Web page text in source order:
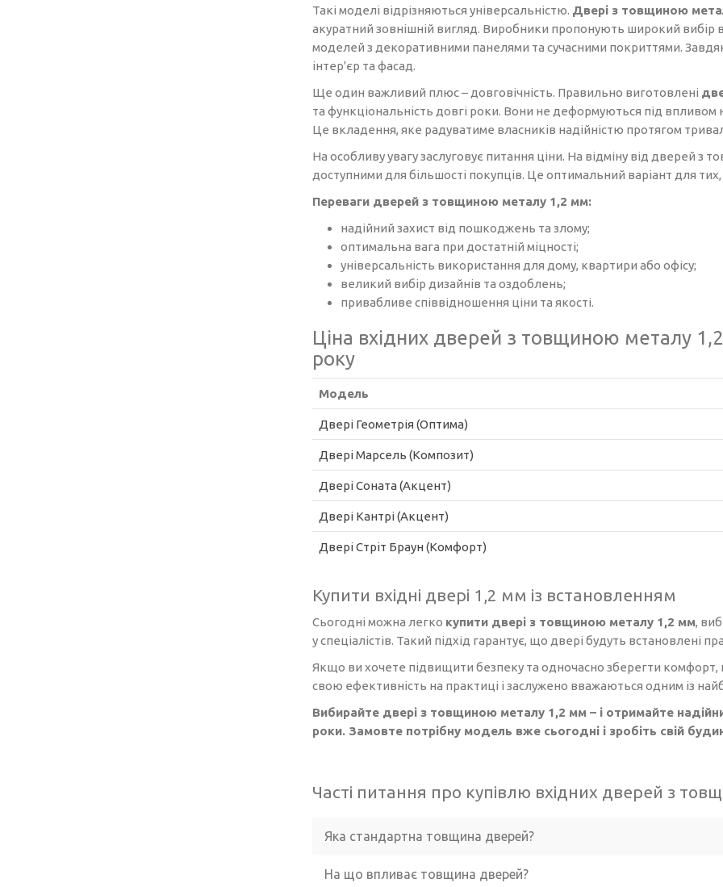
Такі моделі відрізняються універсальністю. Двері з товщиною
акуратний зовнішній вигляд. Виробники пропонують широкий вибір
моделей з декоративними панелями та сучасними покриттями.
інтер'єр та фасад.
Ще один важливий плюс – довговічність. Правильно виготовлені
та функціональність довгі роки. Вони не деформуються під впливом
Це вкладення, яке радуватиме власників надійністю протягом
На особливу увагу заслуговує питання ціни. На відміну від дверей з
доступними для більшості покупців. Це оптимальний варіант для
Переваги дверей з товщиною металу 1,2 мм:
надійний захист від пошкоджень та злому;
оптимальна вага при достатній міцності;
універсальність використання для дому, квартири або офісу;
великий вибір дизайнів та оздоблень;
привабливе співвідношення ціни та якості.
Ціна вхідних дверей з товщиною металу
року
Модель
Двері Геометрія (Оптима)
Двері Марсель (Композит)
Двері Соната (Акцент)
Двері Кантрі (Акцент)
Двері Стріт Браун (Комфорт)
Купити вхідні двері 1,2 мм із встановленням
Сьогодні можна легко купити двері з товщиною металу 1,2 мм,
у спеціалістів. Такий підхід гарантує, що двері будуть встановлені
Якщо ви хочете підвищити безпеку та одночасно зберегти комфорт,
свою ефективність на практиці і заслужено вважаються одним із
Вибирайте двері з товщиною металу 1,2 мм – і отримайте
роки. Замовте потрібну модель вже сьогодні і зробіть свій
Часті питання про купівлю вхідних дверей з
Яка стандартна товщина дверей?
На що впливає товщина дверей?